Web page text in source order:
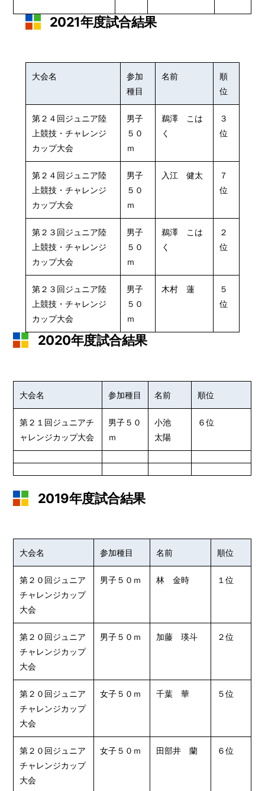
2021年度試合結果
大会名
参加
種目
名前
順
位
第２４回ジュニア陸
上競技・チャレンジ
カップ大会
男子
５０
ｍ
鵜澤 こは
く
３
位
第２４回ジュニア陸
上競技・チャレンジ
カップ大会
男子
５０
ｍ
入江 健太
７
位
第２３回ジュニア陸
上競技・チャレンジ
カップ大会
男子
５０
ｍ
鵜澤 こは
く
２
位
第２３回ジュニア陸
上競技・チャレンジ
カップ大会
男子
５０
ｍ
木村 蓮
５
位
2020年度試合結果
大会名 参加種目 名前 順位
第２１回ジュニアチ
ャレンジカップ大会
男子５０
ｍ
小池
太陽
６位
2019年度試合結果
大会名 参加種目 名前 順位
第２０回ジュニア
チャレンジカップ
大会
男子５０ｍ 林 金時 １位
第２０回ジュニア
チャレンジカップ
大会
男子５０ｍ 加藤 瑛斗 ２位
第２０回ジュニア
チャレンジカップ
大会
女子５０ｍ 千葉 華 ５位
第２０回ジュニア
チャレンジカップ
大会
女子５０ｍ 田部井 蘭 ６位